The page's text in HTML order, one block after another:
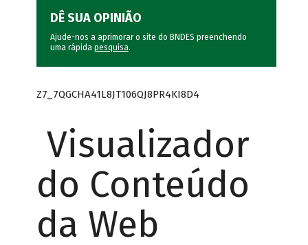
DÊ SUA OPINIÃO
Ajude-nos a aprimorar o site do BNDES preenchendo
uma rápida pesquisa.
Z7_7QGCHA41L8JT106QJ8PR4KI8D4
Visualizador
do Conteúdo
da Web